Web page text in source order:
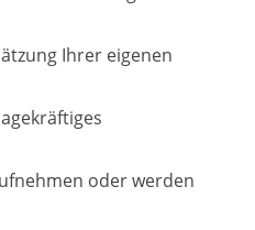
Ihrer eigenen
oder werden